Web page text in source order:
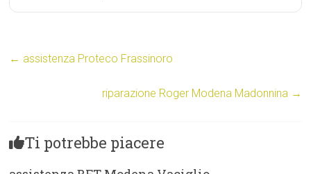
← assistenza Proteco Frassinoro
riparazione Roger Modena Madonnina →
Ti potrebbe piacere